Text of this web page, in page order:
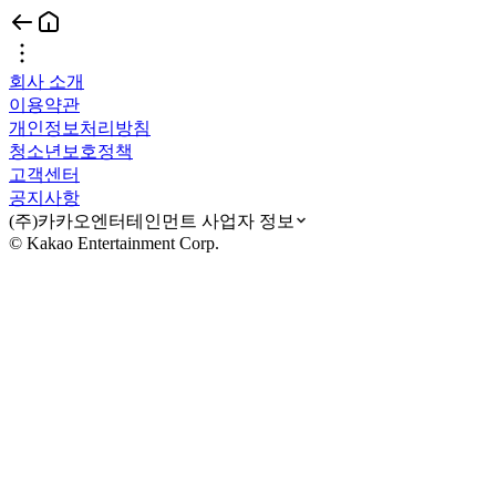
회사 소개
이용약관
개인정보처리방침
청소년보호정책
고객센터
공지사항
(주)카카오엔터테인먼트 사업자 정보
© Kakao Entertainment Corp.